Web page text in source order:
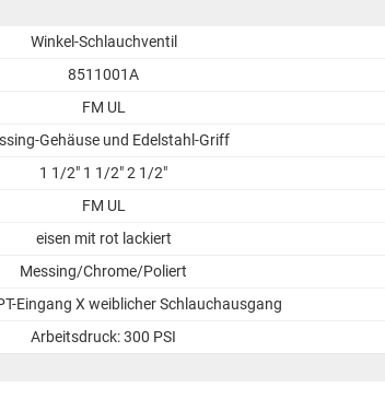
Winkel-Schlauchventil
8511001A
FM UL
Gehäuse und Edelstahl-Griff
1 1/2" 1 1/2" 2 1/2"
FM UL
eisen mit rot lackiert
Messing/Chrome/Poliert
Eingang X weiblicher Schlauchausgang
Arbeitsdruck: 300 PSI